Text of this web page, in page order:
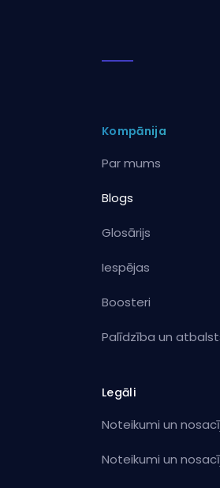
Kompānija
Par mums
Blogs
Glosārijs
Iespējas
Boosteri
Palīdzība un
Legāli
Noteikumi un
Noteikumi un